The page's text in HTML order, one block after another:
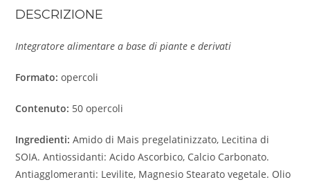
DESCRIZIONE
Integratore alimentare a base di piante e derivati
Formato: opercoli
Contenuto: 50 opercoli
Ingredienti: Amido di Mais pregelatinizzato, Lecitina di
SOIA. Antiossidanti: Acido Ascorbico, Calcio Carbonato.
Antiagglomeranti: Levilite, Magnesio Stearato vegetale. Olio